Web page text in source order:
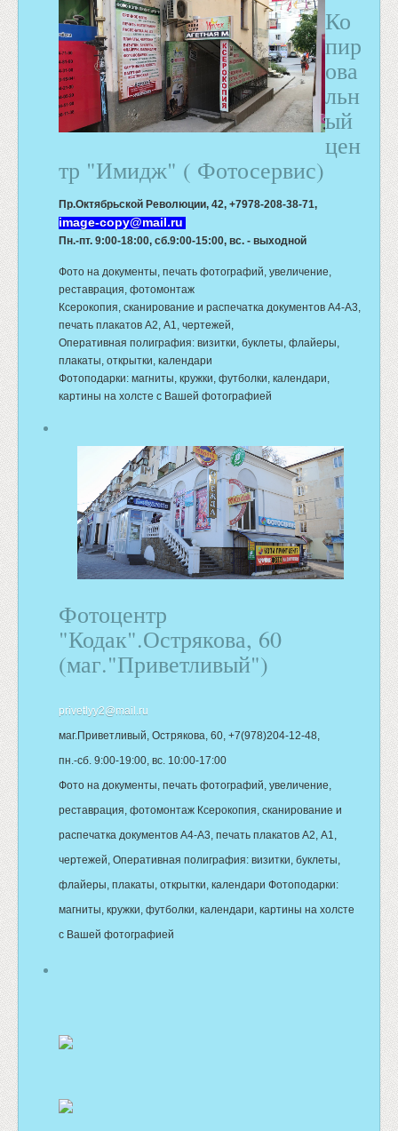
Ко
пир
ова
льн
ый
цен
тр "Имидж" ( Фотосервис)
Пр.Октябрьской Революции, 42, +7978-208-38-71,
image-copy@mail.ru
Пн.-пт. 9:00-18:00, сб.9:00-15:00, вс. - выходной
Фото на документы, печать фотографий, увеличение,
реставрация, фотомонтаж
Ксерокопия, сканирование и распечатка документов А4-А3,
печать плакатов А2, А1, чертежей,
Оперативная полиграфия: визитки, буклеты, флайеры,
плакаты, открытки, календари
Фотоподарки: магниты, кружки, футболки, календари,
картины на холсте с Вашей фотографией
Фотоцентр
"Кодак".Острякова, 60
(маг."Приветливый")
privetlyy2@mail.ru
маг.Приветливый, Острякова, 60, +7(978)204-12-48,
пн.-сб. 9:00-19:00, вс. 10:00-17:00
Фото на документы, печать фотографий, увеличение,
реставрация, фотомонтаж Ксерокопия, сканирование и
распечатка документов А4-А3, печать плакатов А2, А1,
чертежей, Оперативная полиграфия: визитки, буклеты,
флайеры, плакаты, открытки, календари Фотоподарки:
магниты, кружки, футболки, календари, картины на холсте
с Вашей фотографией